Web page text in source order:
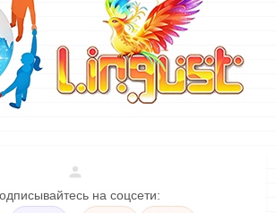
на соцсети: